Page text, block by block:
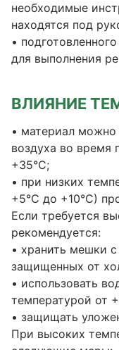
необходимые
находятся под
•
для выполнения
ВЛИЯНИЕ
• материал можно
воздуха во время
+35°С;
• при низких
+5°С до +10°С)
Если требуется
рекомендуется:
• хранить мешки
защищенных от
• использовать
температурой от
• защищать
При высоких